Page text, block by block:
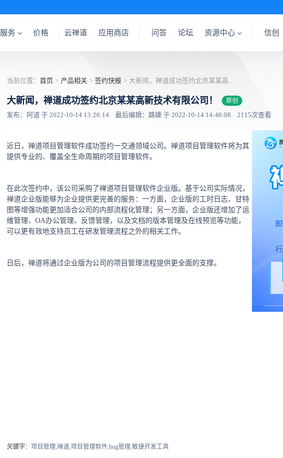
服务 价格 云禅道 应用商店 问答 论坛 资源中心 信创
当前位置： 首页 > 产品相关 > 签约快报 > 大新闻，禅道成功签约北京某某高新技术有限公司！
大新闻，禅道成功签约北京某某高新技术有限公司！ 原创
发布：阿道 于 2022-10-14 13:26:14 最后编辑：路婕 于 2022-10-14 14:46:08 2115次查看
近日，禅道项目管理软件成功签约一交通领域公司。禅道项目管理软件将为其
提供专业的、覆盖全生命周期的项目管理软件。
在此次签约中，该公司采购了禅道项目管理软件企业版。基于公司实际情况，
禅道企业版能够为企业提供更完善的服务：一方面，企业版的工时日志、甘特
图等增强功能更加适合公司的内部流程化管理；另一方面，企业版还增加了运
维管理、OA办公管理、反馈管理，以及文档的版本管理及在线预览等功能，
可以更有效地支持员工在研发管理流程之外的相关工作。
日后，禅道将通过企业版为公司的项目管理流程提供更全面的支撑。
关键字：项目管理,禅道,项目管理软件,bug管理,敏捷开发工具